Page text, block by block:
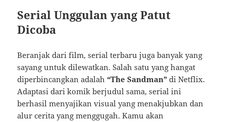
Serial Unggulan yang Patut
Dicoba
Beranjak dari film, serial terbaru juga banyak yang
sayang untuk dilewatkan. Salah satu yang hangat
diperbincangkan adalah“The Sandman” di Netflix.
Adaptasi dari komik berjudul sama, serial ini
berhasil menyajikan visual yang menakjubkan dan
alur cerita yang menggugah. Kamu akan